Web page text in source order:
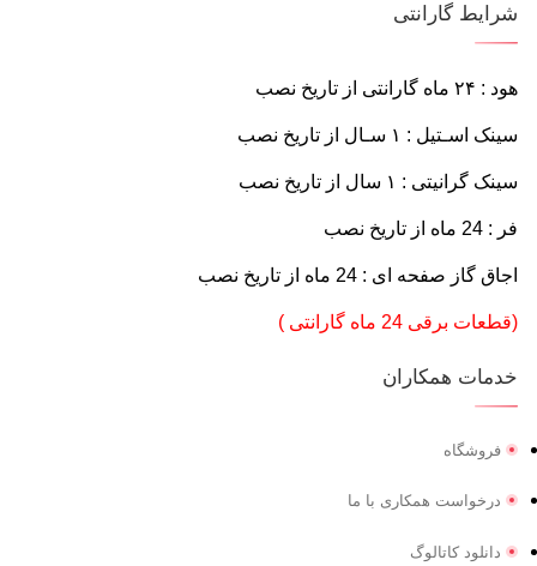
شرایط گارانتی
هود : ۲۴ ماه گارانتی از تاریخ نصب
سینک اسـتیل : ۱ سـال از تاريخ نصب
سينک گرانیتی : ۱ سال از تاريخ نصب
فر : 24 ماه از تاريخ نصب
اجاق گاز صفحه ای : 24 ماه از تاريخ نصب
(قطعات برقی 24 ماه گارانتی )
خدمات همکاران
فروشگاه
درخواست همکاری با ما
دانلود کاتالوگ